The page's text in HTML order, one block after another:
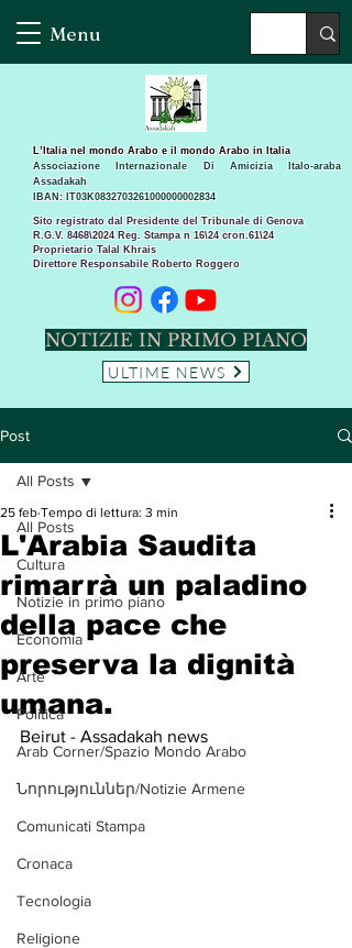
Menu
Sito registrato dal Presidente del Tribunale di Genova
R.G.V. 8468\2024 Reg. Stampa n 16\24 cron.61\24 ​
Proprietario Talal Khrais
Direttore Responsabile Roberto Roggero
L’Italia nel mondo Arabo e il mondo Arabo in Italia
Associazione Internazionale Di Amicizia Italo-araba
Assadakah
IBAN: IT03K0832703261000000002834
NOTIZIE IN PRIMO PIANO
ULTIME NEWS
Post
All Posts
Cultura
Notizie in primo piano
Economia
Arte
Politica
Arab Corner/Spazio Mondo Arabo
Նորություններ/Notizie Armene
Comunicati Stampa
Cronaca
Tecnologia
Religione
All Posts
L'Arabia Saudita
rimarrà un paladino
della pace che
preserva la dignità
umana.
25 feb Tempo di lettura: 3 min
Beirut - Assadakah news